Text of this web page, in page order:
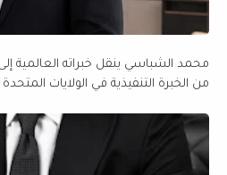
من الخبرة التنفيذية في الولايات المتحدة